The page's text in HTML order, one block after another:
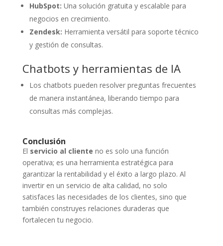
HubSpot: Una solución gratuita y escalable para
negocios en crecimiento.
Zendesk: Herramienta versátil para soporte técnico
y gestión de consultas.
Chatbots y herramientas de IA
Los chatbots pueden resolver preguntas frecuentes
de manera instantánea, liberando tiempo para
consultas más complejas.
Conclusión
El servicio al cliente no es solo una función
operativa; es una herramienta estratégica para
garantizar la rentabilidad y el éxito a largo plazo. Al
invertir en un servicio de alta calidad, no solo
satisfaces las necesidades de los clientes, sino que
también construyes relaciones duraderas que
fortalecen tu negocio.